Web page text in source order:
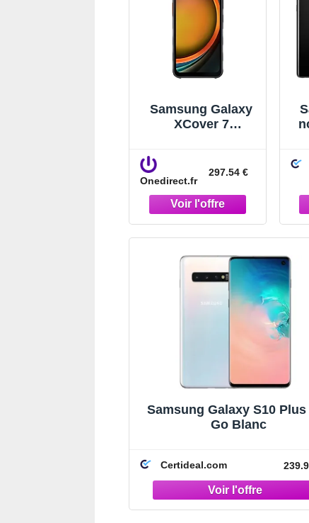
Samsung Galaxy
XCover 7
robuste avec
stockage
extensible qui
répond à tous vos
besoins !
Onedirect.fr
297.54 €
Samsung Galaxy S10 Plus
Go Blanc
Certideal.com